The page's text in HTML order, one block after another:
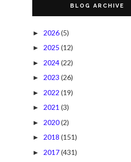
BLOG ARCHIVE
► 2026(5)
► 2025 (12)
► 2024(22)
► 2023 (26)
► 2022 (19)
► 2021 (3)
► 2020(2)
► 2018 (151)
► 2017(431)